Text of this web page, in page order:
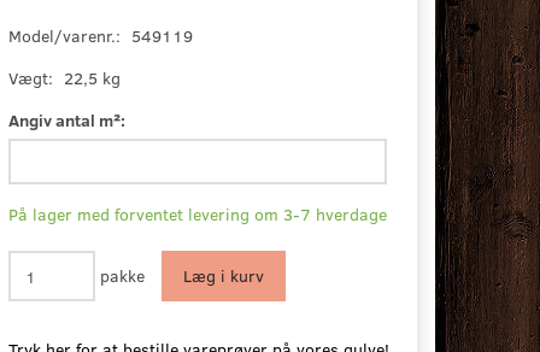
Model/varenr.: 549119
Vægt: 22,5 kg
Angiv antal m²:
På lager med forventet levering om 3-7 hverdage
pakke Læg i kurv